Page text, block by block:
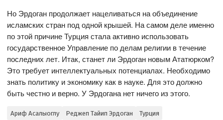
Но Эрдоган продолжает нацеливаться на объединение
исламских стран под одной крышей. На самом деле именно
по этой причине Турция стала активно использовать
государственное Управление по делам религии в течение
последних лет. Итак, станет ли Эрдоган новым Ататюрком?
Это требует интеллектуальных потенциалах. Необходимо
знать политику и экономику как в науке. Для это должно
быть честно и верно. У Эрдогана нет ничего из этого.
Ариф Асалыоглу Реджеп Тайип Эрдоган Турция